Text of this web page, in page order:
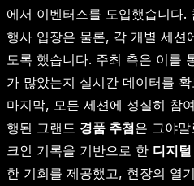
에서 이벤터스를 도입했습니다.
행사 입장은 물론, 각 개별 세션
도록 했습니다. 주최 측은 이를
가 많았는지 실시간 데이터를
마지막, 모든 세션에 성실히 참
행된 그랜드 경품 추첨은 그야
크인 기록을 기반으로 한 디지
한 기회를 제공했고, 현장의 열